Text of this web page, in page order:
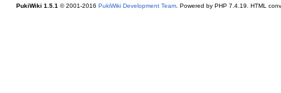
PukiWiki 1.5.1 © 2001-2016 PukiWiki Development Team. Powered by PHP 7.4.19. HTML